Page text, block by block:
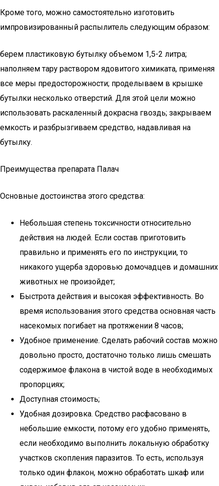
Кроме того, можно самостоятельно изготовить
импровизированный распылитель следующим образом:
берем пластиковую бутылку объемом 1,5-2 литра;
наполняем тару раствором ядовитого химиката, применяя
все меры предосторожности; проделываем в крышке
бутылки несколько отверстий. Для этой цели можно
использовать раскаленный докрасна гвоздь; закрываем
емкость и разбрызгиваем средство, надавливая на
бутылку.
Преимущества препарата Палач
Основные достоинства этого средства:
Небольшая степень токсичности относительно
действия на людей. Если состав приготовить
правильно и применять его по инструкции, то
никакого ущерба здоровью домочадцев и домашних
животных не произойдет;
Быстрота действия и высокая эффективность. Во
время использования этого средства основная часть
насекомых погибает на протяжении 8 часов;
Удобное применение. Сделать рабочий состав можно
довольно просто, достаточно только лишь смешать
содержимое флакона в чистой воде в необходимых
пропорциях;
Доступная стоимость;
Удобная дозировка. Средство расфасовано в
небольшие емкости, потому его удобно применять,
если необходимо выполнить локальную обработку
участков скопления паразитов. То есть, используя
только один флакон, можно обработать шкаф или